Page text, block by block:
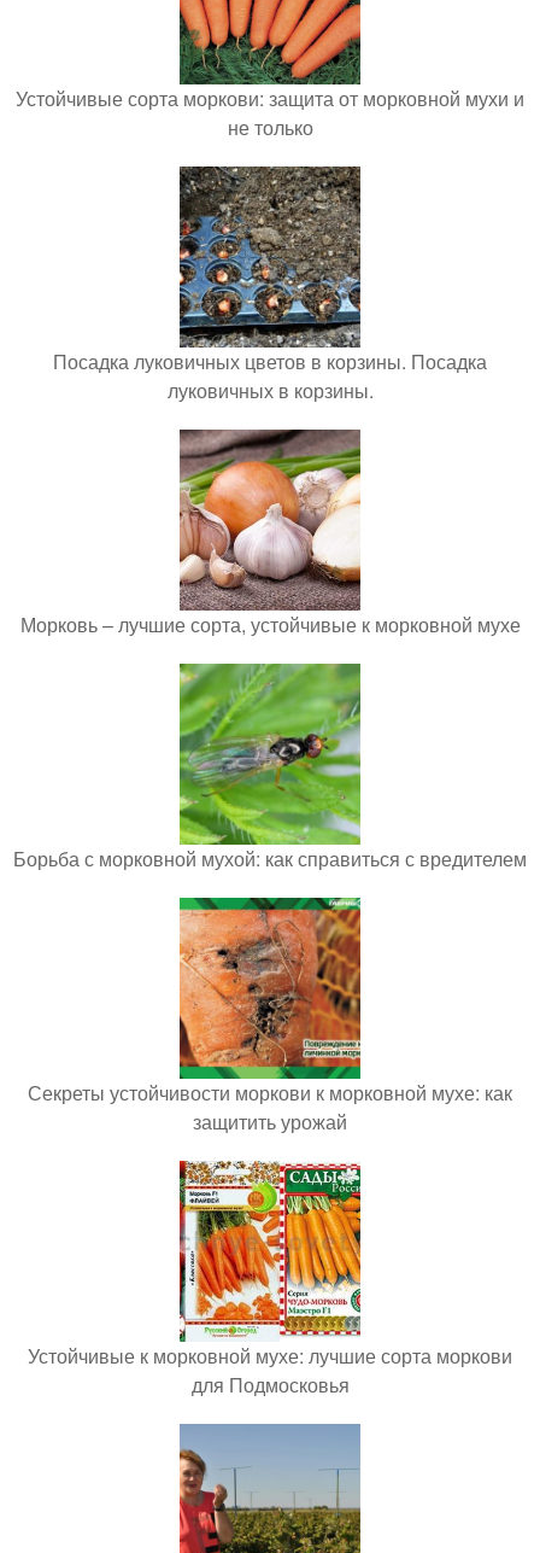
Устойчивые сорта моркови: защита от морковной мухи и
не только
Посадка луковичных цветов в корзины. Посадка
луковичных в корзины.
Морковь – лучшие сорта, устойчивые к морковной мухе
Борьба с морковной мухой: как справиться с вредителем
Секреты устойчивости моркови к морковной мухе: как
защитить урожай
Устойчивые к морковной мухе: лучшие сорта моркови
для Подмосковья